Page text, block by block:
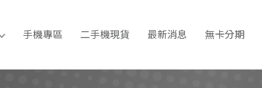
手機專區 二手機現貨 最新消息 無卡分期